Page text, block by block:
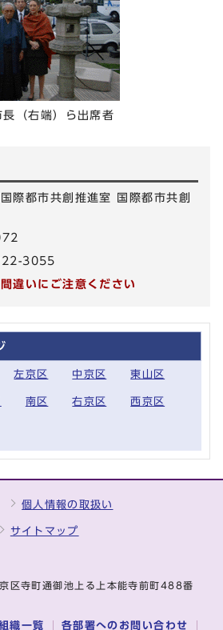
（右端）ら出席者
際都市共創推進室 国際都市共創
3055
違いにご注意ください
左京区 中京区 東山区
南区 右京区 西京区
個人情報の取扱い
サイトマップ
寺町通御池上る上本能寺前町488番
織一覧 各部署へのお問い合わせ